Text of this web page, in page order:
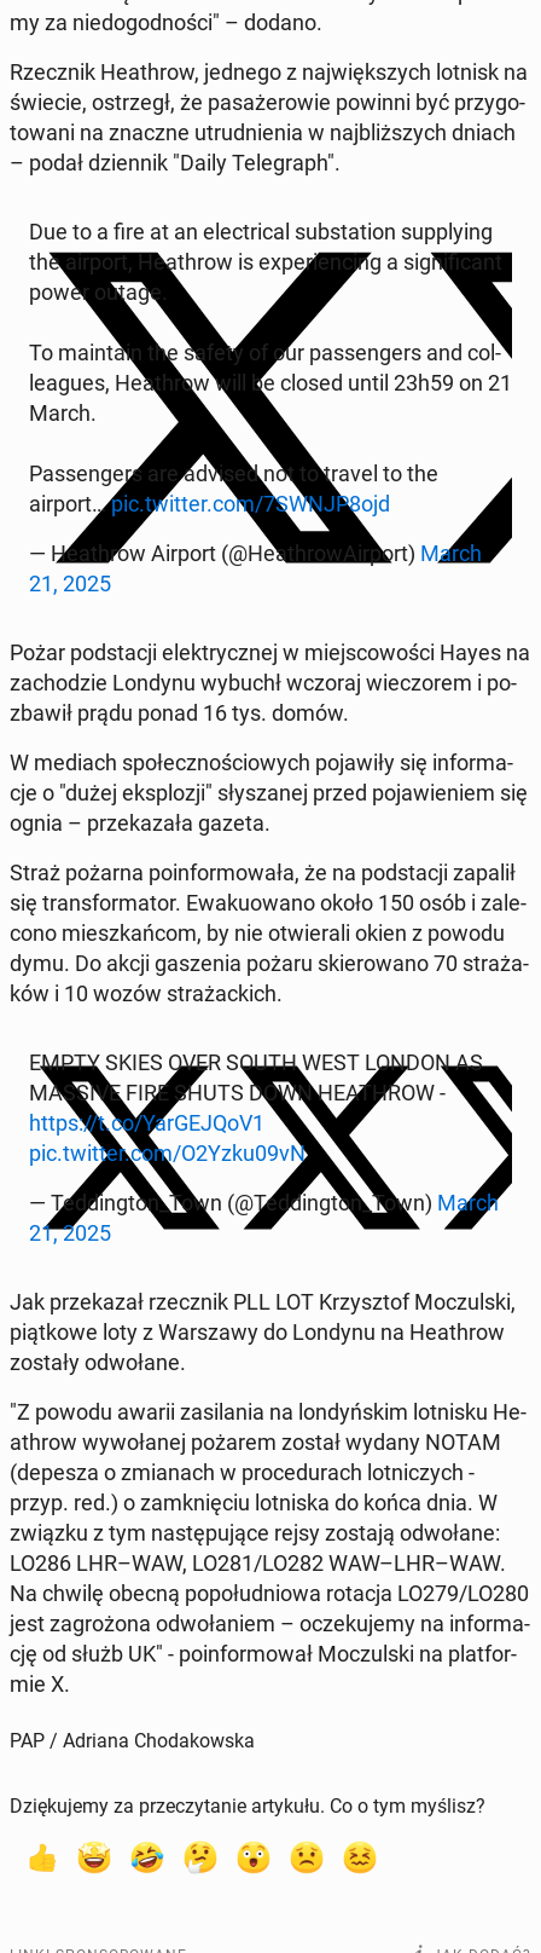
my za nie­do­god­no­ści" – dodano.
Rzecz­nik He­ath­row, jednego z naj­więk­szych lotnisk na
świecie, ostrzegł, że pa­sa­że­ro­wie powinni być przy­go­
to­wa­ni na znaczne utrud­nie­nia w naj­bliż­szych dniach
– podał dzien­nik "Daily Te­le­graph".
Due to a fire at an elec­tri­cal sub­sta­tion sup­ply­ing
the airport, He­ath­row is expe­rien­cing a si­gni­fi­cant
power outage.
To ma­in­ta­in the safety of our pas­sen­gers and col­
le­agu­es, He­ath­row will be closed until 23h59 on 21
March.
Pas­sen­gers are advised not to travel to the
airport…pic.twitter.com/7SWNJP8ojd
— He­ath­row Airport (@He­ath­ro­wA­ir­port) March
21, 2025
Pożar pod­sta­cji elek­trycz­nej w miej­sco­wo­ści Hayes na
za­cho­dzie Londynu wybuchł wczoraj wie­czo­rem i po­
zba­wił prądu ponad 16 tys. domów.
W mediach spo­łecz­no­ścio­wych po­ja­wi­ły się in­for­ma­
cje o "dużej eks­plo­zji" sły­sza­nej przed po­ja­wie­niem się
ognia – prze­ka­za­ła gazeta.
Straż pożarna po­in­for­mo­wa­ła, że na pod­sta­cji zapalił
się trans­for­ma­tor. Ewa­ku­owa­no około 150 osób i za­le­
co­no miesz­kań­com, by nie otwie­ra­li okien z powodu
dymu. Do akcji ga­sze­nia pożaru skie­ro­wa­no 70 stra­ża­
ków i 10 wozów stra­żac­kich.
EMPTY SKIES OVER SOUTH WEST LONDON AS
MASSIVE FIRE SHUTS DOWN HE­ATH­ROW -
https://t.co/Yar­GE­JQoV1
pic.twitter.com/O2Yzku09vN
— Ted­ding­ton_Town (@Ted­ding­ton_Town) March
21, 2025
Jak prze­ka­zał rzecz­nik PLL LOT Krzysz­tof Mo­czul­ski,
piąt­ko­we loty z War­sza­wy do Londynu na He­ath­row
zostały od­wo­ła­ne.
"Z powodu awarii za­si­la­nia na lon­dyń­skim lot­ni­sku He­
ath­row wy­wo­ła­nej pożarem został wydany NOTAM
(depesza o zmia­nach w pro­ce­du­rach lot­ni­czych -
przyp. red.) o za­mknię­ciu lot­ni­ska do końca dnia. W
związku z tym na­stę­pu­ją­ce rejsy zostają od­wo­ła­ne:
LO286 LHR–WAW, LO281/LO282 WAW–LHR–WAW.
Na chwilę obecną po­po­łu­dnio­wa rotacja LO279/LO280
jest za­gro­żo­na od­wo­ła­niem – ocze­ku­je­my na in­for­ma­
cję od służb UK" - po­in­for­mo­wał Mo­czul­ski na plat­for­
mie X.
PAP / Adriana Chodakowska
Dziękujemy za przeczytanie artykułu. Co o tym myślisz?